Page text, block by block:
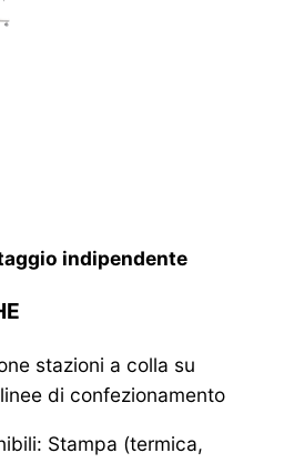
indipendente
stazioni a colla su
di confezionamento
Stampa (termica,